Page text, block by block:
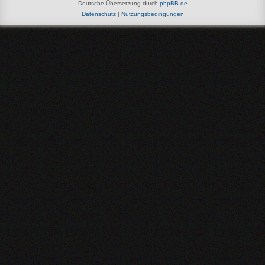
Deutsche Übersetzung durch phpBB.de
Datenschutz| Nutzungsbedingungen